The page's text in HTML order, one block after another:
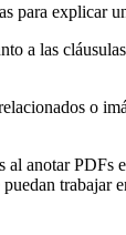
para explicar
a las
o
al anotar PDFs
trabajar